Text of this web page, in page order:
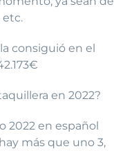
etc.
consiguió en el
en 2022?
2022 en español
más que uno 3,